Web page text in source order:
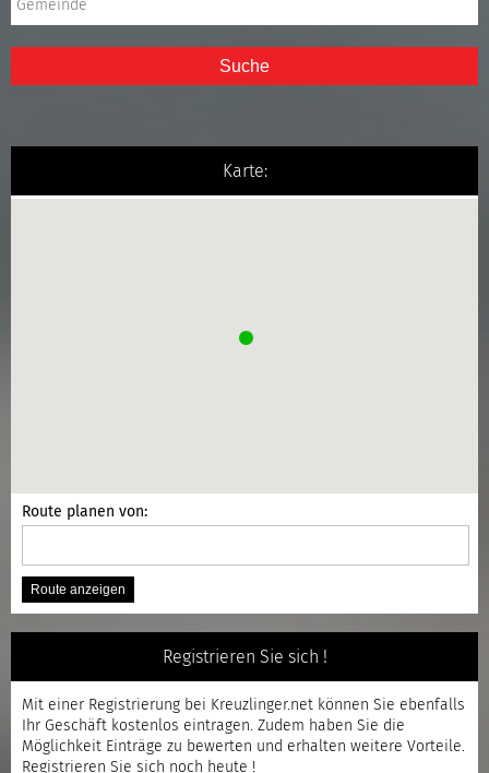
Suche
Karte:
Route planen von:
Registrieren Sie sich !
Mit einer Registrierung bei Kreuzlinger.net können Sie ebenfalls
Ihr Geschäft kostenlos eintragen. Zudem haben Sie die
Möglichkeit Einträge zu bewerten und erhalten weitere Vorteile.
Registrieren Sie sich noch heute !